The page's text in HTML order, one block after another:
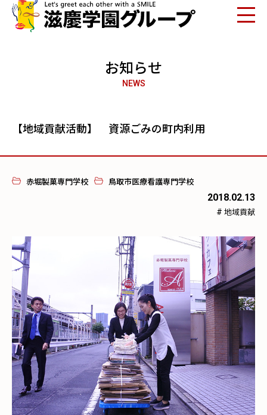
お知らせ
NEWS
【地域貢献活動】 資源ごみの町内利用
赤堀製菓専門学校 鳥取市医療看護専門学校
2018.02.13
# 地域貢献